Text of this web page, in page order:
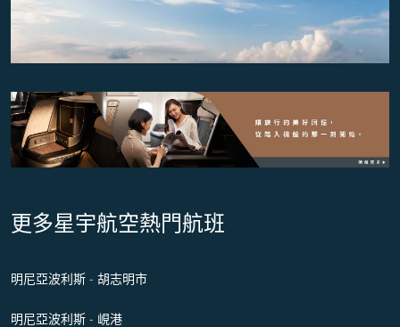
更多星宇航空熱門航班
明尼亞波利斯 - 胡志明市
明尼亞波利斯 - 峴港